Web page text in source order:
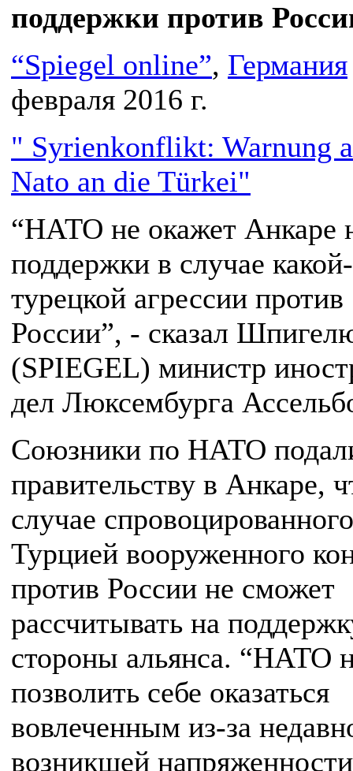
поддержки против
“Spiegel online”, Германия
февраля 2016 г.
" Syrienkonflikt: Warnung
Nato an die Türkei"
“НАТО не окажет Анкаре
поддержки в случае
турецкой агрессии против
России”, - сказал
(SPIEGEL) министр
дел Люксембурга
Союзники по НАТО
правительству в Анкаре,
случае спровоцированного
Турцией вооруженного
против России не сможет
рассчитывать на
стороны альянса. “НАТО
позволить себе оказаться
вовлеченным из-за
возникшей